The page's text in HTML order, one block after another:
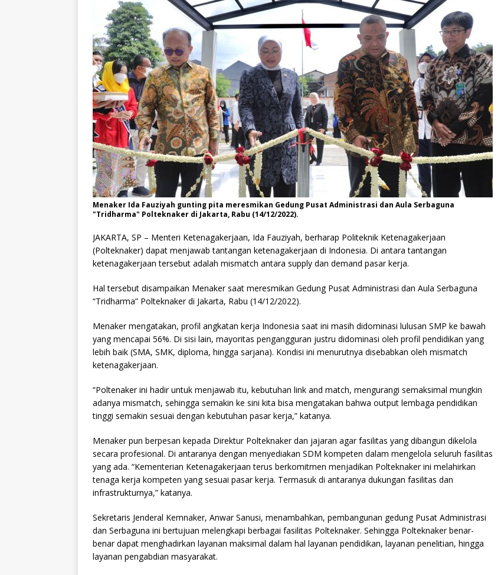
Menaker Ida Fauziyah gunting pita meresmikan Gedung Pusat Administrasi dan Aula Serbaguna
"Tridharma" Polteknaker di Jakarta, Rabu (14/12/2022).
JAKARTA, SP – Menteri Ketenagakerjaan, Ida Fauziyah, berharap Politeknik Ketenagakerjaan
(Polteknaker) dapat menjawab tantangan ketenagakerjaan di Indonesia. Di antara tantangan
ketenagakerjaan tersebut adalah mismatch antara supply dan demand pasar kerja.
Hal tersebut disampaikan Menaker saat meresmikan Gedung Pusat Administrasi dan Aula Serbaguna
“Tridharma” Polteknaker di Jakarta, Rabu (14/12/2022).
Menaker mengatakan, profil angkatan kerja Indonesia saat ini masih didominasi lulusan SMP ke bawah
yang mencapai 56%. Di sisi lain, mayoritas pengangguran justru didominasi oleh profil pendidikan yang
lebih baik (SMA, SMK, diploma, hingga sarjana). Kondisi ini menurutnya disebabkan oleh mismatch
ketenagakerjaan.
“Poltenaker ini hadir untuk menjawab itu, kebutuhan link and match, mengurangi semaksimal mungkin
adanya mismatch, sehingga semakin ke sini kita bisa mengatakan bahwa output lembaga pendidikan
tinggi semakin sesuai dengan kebutuhan pasar kerja,” katanya.
Menaker pun berpesan kepada Direktur Polteknaker dan jajaran agar fasilitas yang dibangun dikelola
secara profesional. Di antaranya dengan menyediakan SDM kompeten dalam mengelola seluruh fasilitas
yang ada. “Kementerian Ketenagakerjaan terus berkomitmen menjadikan Polteknaker ini melahirkan
tenaga kerja kompeten yang sesuai pasar kerja. Termasuk di antaranya dukungan fasilitas dan
infrastrukturnya,” katanya.
Sekretaris Jenderal Kemnaker, Anwar Sanusi, menambahkan, pembangunan gedung Pusat Administrasi
dan Serbaguna ini bertujuan melengkapi berbagai fasilitas Polteknaker. Sehingga Polteknaker benar-
benar dapat menghadirkan layanan maksimal dalam hal layanan pendidikan, layanan penelitian, hingga
layanan pengabdian masyarakat.